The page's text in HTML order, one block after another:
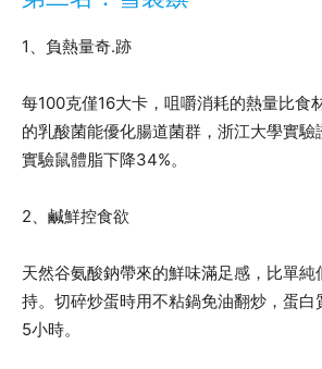
1、負熱量奇.跡
每100克僅16大卡，咀嚼消耗的熱量比食
的乳酸菌能優化腸道菌群，浙江大學實驗
實驗鼠體脂下降34%。
2、鹹鮮控食欲
天然谷氨酸鈉帶來的鮮味滿足感，比單純
持。切碎炒蛋時用不粘鍋免油翻炒，蛋
5小時。